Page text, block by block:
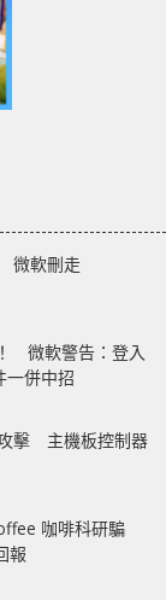
微軟刪走
微軟警告：登入
一併中招
擊 主機板控制器
咖啡科研騙
報